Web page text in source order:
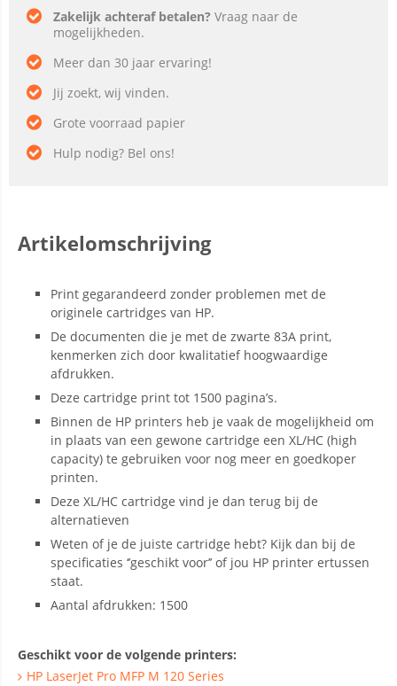
Zakelijk achteraf betalen? Vraag naar de
mogelijkheden.
Meer dan 30 jaar ervaring!
Jij zoekt, wij vinden.
Grote voorraad papier
Hulp nodig? Bel ons!
Artikelomschrijving
Print gegarandeerd zonder problemen met de
originele cartridges van HP.
De documenten die je met de zwarte 83A print,
kenmerken zich door kwalitatief hoogwaardige
afdrukken.
Deze cartridge print tot 1500 pagina’s.
Binnen de HP printers heb je vaak de mogelijkheid om
in plaats van een gewone cartridge een XL/HC (high
capacity) te gebruiken voor nog meer en goedkoper
printen.
Deze XL/HC cartridge vind je dan terug bij de
alternatieven
Weten of je de juiste cartridge hebt? Kijk dan bij de
specificaties ‘’geschikt voor’’ of jou HP printer ertussen
staat.
Aantal afdrukken: 1500
Geschikt voor de volgende printers:
HP LaserJet Pro MFP M 120 Series